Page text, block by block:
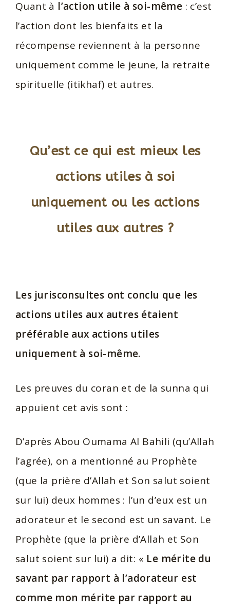
Quant à l’action utile à soi-même : c’est
l’action dont les bienfaits et la
récompense reviennent à la personne
uniquement comme le jeune, la retraite
spirituelle (itikhaf) et autres.
Qu’est ce qui est mieux les
actions utiles à soi
uniquement ou les actions
utiles aux autres ?
Les jurisconsultes ont conclu que les
actions utiles aux autres étaient
préférable aux actions utiles
uniquement à soi-même.
Les preuves du coran et de la sunna qui
appuient cet avis sont :
D’après Abou Oumama Al Bahili (qu’Allah
l’agrée), on a mentionné au Prophète
(que la prière d’Allah et Son salut soient
sur lui) deux hommes : l’un d’eux est un
adorateur et le second est un savant. Le
Prophète (que la prière d’Allah et Son
salut soient sur lui) a dit: « Le mérite du
savant par rapport à l’adorateur est
comme mon mérite par rapport au